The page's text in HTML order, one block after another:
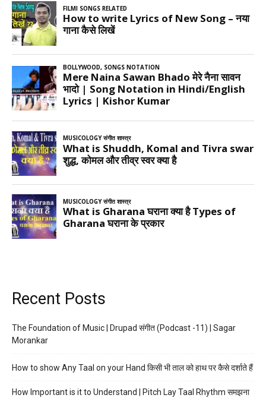
Recent Posts
The Foundation of Music | Drupad संगीत (Podcast -11) | Sagar
Morankar
How to show Any Taal on your Hand किसी भी ताल को हाथ पर कैसे दर्शाते हैं
How Important is it to Understand | Pitch Lay Taal Rhythm समझना